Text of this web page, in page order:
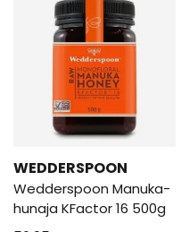
WEDDERSPOON
Wedderspoon Manuka-
hunaja KFactor 16 500g